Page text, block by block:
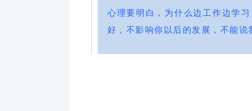
心理要明白，为什么边工作边学
好，不影响你以后的发展，不能说